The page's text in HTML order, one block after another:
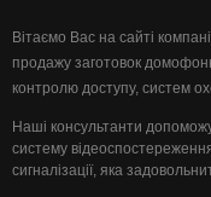
Вітаємо Вас на сайті
продажу заготовок
контролю доступу, систем
Наші консультанти
систему
сигналізації, яка